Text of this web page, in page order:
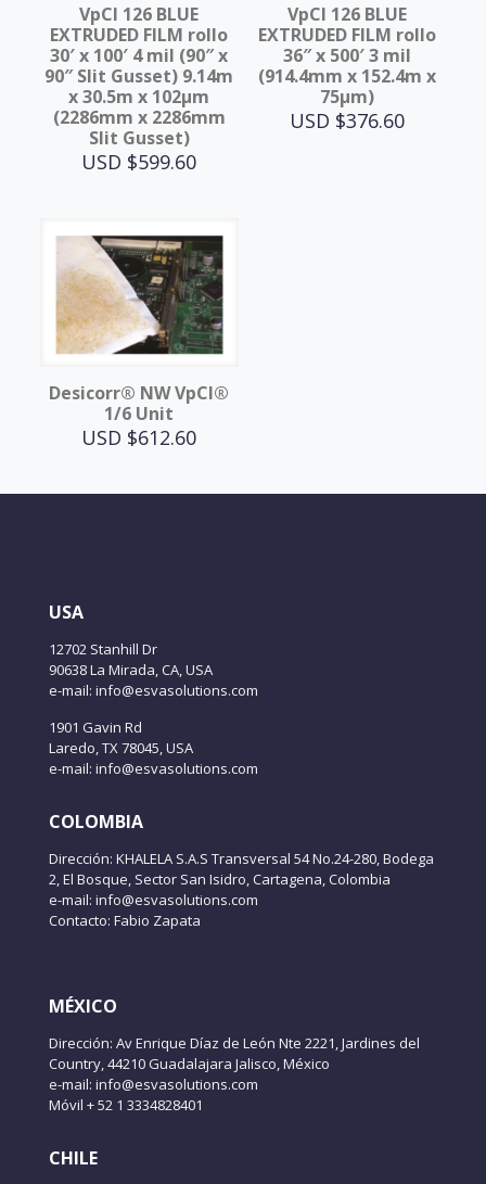
VpCI 126 BLUE
EXTRUDED FILM rollo
30′ x 100′ 4 mil (90″ x
90″ Slit Gusset) 9.14m
x 30.5m x 102μm
(2286mm x 2286mm
Slit Gusset)
USD $599.60
VpCI 126 BLUE
EXTRUDED FILM rollo
36″ x 500′ 3 mil
(914.4mm x 152.4m x
75μm)
USD $376.60
Desicorr® NW VpCI®
1/6 Unit
USD $612.60
USA
12702 Stanhill Dr
90638 La Mirada, CA, USA
e-mail: info@esvasolutions.com
1901 Gavin Rd
Laredo, TX 78045, USA
e-mail: info@esvasolutions.com
COLOMBIA
Dirección: KHALELA S.A.S Transversal 54 No.24-280, Bodega
2, El Bosque, Sector San Isidro, Cartagena, Colombia
e-mail: info@esvasolutions.com
Contacto: Fabio Zapata
MÉXICO
Dirección: Av Enrique Díaz de León Nte 2221, Jardines del
Country, 44210 Guadalajara Jalisco, México
e-mail: info@esvasolutions.com
Móvil + 52 1 3334828401
CHILE